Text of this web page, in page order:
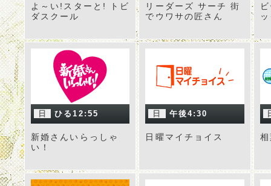
よ～い!スターと! トビ
ダスクール
リーダーズ サーチ 街
でウワサの匠さん
日 ひる12:55
新婚さんいらっしゃ
い！
日 午後4:30
日曜マイチョイス